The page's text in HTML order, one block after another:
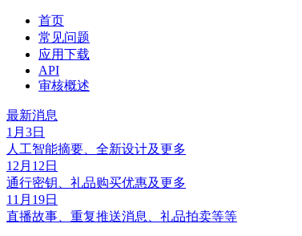
首页
常见问题
应用下载
API
审核概述
最新消息
1月3日
人工智能摘要、全新设计及更多
12月12日
通行密钥、礼品购买优惠及更多
11月19日
直播故事、重复推送消息、礼品拍卖等等